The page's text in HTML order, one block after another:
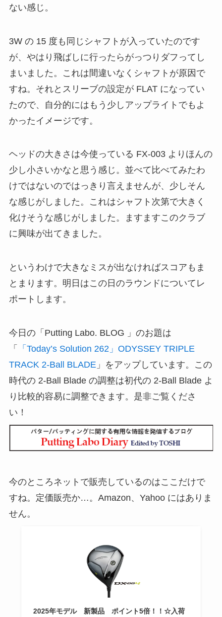
ない感じ。
3W の 15 度も同じシャフトが入っていたのです
が、やはり飛ばしに行ったらがっつりダフってし
まいました。これは間違いなくシャフトが原因で
すね。それとスリーブの設定が FLAT になってい
たので、自分的にはもう少しアップライトでもよ
かったイメージです。
ヘッドの大きさは今使っている FX-003 よりほんの
少し小さいかなと思う感じ。並べて比べてみたわ
けではないのではっきり言えませんが、少しそん
な感じがしました。これはシャフト次第で大きく
化けそうな感じがしました。ますますこのクラブ
に興味が出てきました。
というわけで大きなミスが出なければスコアもま
とまります。明日はこの日のラウンドについてレ
ポートします。
今日の「Putting Labo. BLOG 」のお題は
「
「Today’s Solution 262」ODYSSEY TRIPLE
TRACK 2-Ball BLADE」をアップしています。この
時代の 2-Ball Blade の調整は初代の 2-Ball Blade よ
り比較的容易に調整できます。是非ご覧くださ
い！
今のところネットで販売しているのはここだけで
すね。定価販売か…。Amazon、Yahoo にはありま
せん。
2025年モデル 新製品 ポイント5倍！！☆入荷